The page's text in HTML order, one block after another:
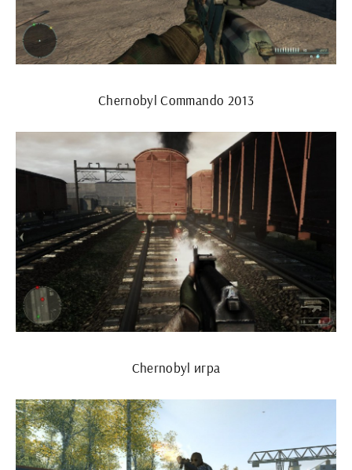
Chernobyl Commando 2013
Chernobyl игра